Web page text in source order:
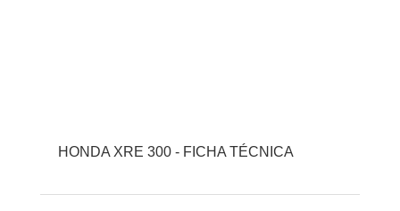
HONDA XRE 300 - FICHA TÉCNICA